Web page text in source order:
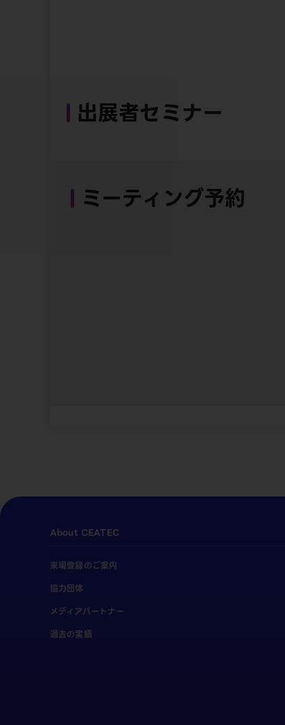
出展者セミナー
ミーティング予約
About CEATEC
来場登録のご案内
協力団体
メディアパートナー
過去の実績